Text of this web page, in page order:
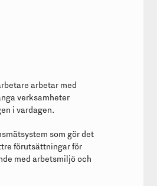
arbetar med
verksamheter
i vardagen.
som gör det
förutsättningar för
med arbetsmiljö och